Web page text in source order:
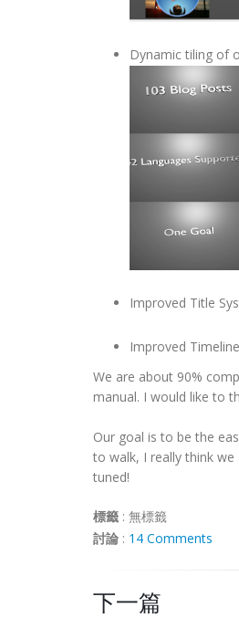
Dynamic tiling of
Improved Title
Improved
We are about 90%
manual. I would like to
Our goal is to be the
to walk, I really think
tuned!
標籤 : 無標籤
討論 : 14 Comments
下一篇